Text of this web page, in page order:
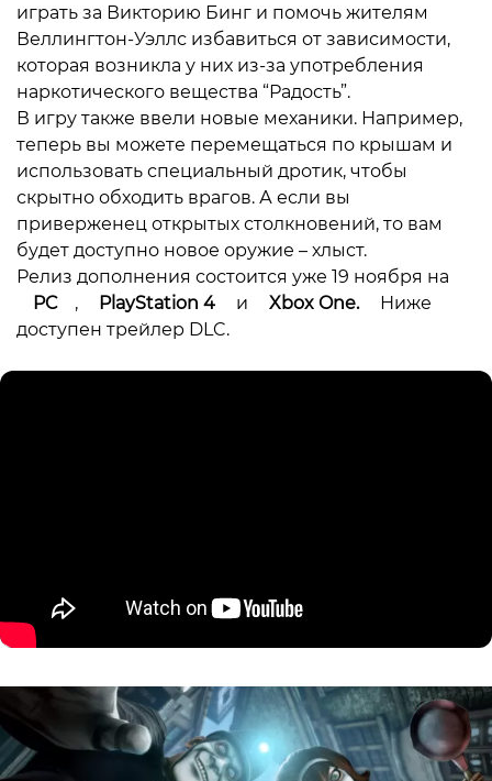
играть за Викторию Бинг и помочь жителям
Веллингтон-Уэллс избавиться от зависимости,
которая возникла у них из-за употребления
наркотического вещества “Радость”.
В игру также ввели новые механики. Например,
теперь вы можете перемещаться по крышам и
использовать специальный дротик, чтобы
скрытно обходить врагов. А если вы
приверженец открытых столкновений, то вам
будет доступно новое оружие – хлыст.
Релиз дополнения состоится уже 19 ноября на
PC
, PlayStation 4 и Xbox One.
Ниже
доступен трейлер DLC.